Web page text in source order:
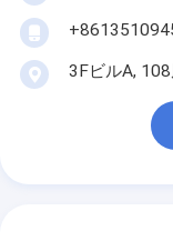
3FビルA,